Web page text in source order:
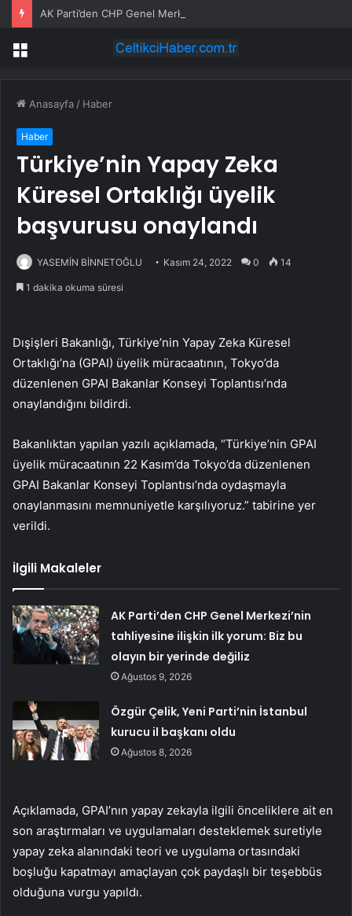
Menü
Anasayfa / Haber
Haber
Türkiye’nin Yapay Zeka
Küresel Ortaklığı üyelik
başvurusu onaylandı
YASEMİN BİNNETOĞLU Kasım 24, 2022 0 14
1 dakika okuma süresi
Dışişleri Bakanlığı, Türkiye’nin Yapay Zeka Küresel
Ortaklığı’na (GPAI) üyelik müracaatının, Tokyo’da
düzenlenen GPAI Bakanlar Konseyi Toplantısı’nda
onaylandığını bildirdi.
Bakanlıktan yapılan yazılı açıklamada, “Türkiye’nin GPAI
üyelik müracaatının 22 Kasım’da Tokyo’da düzenlenen
GPAI Bakanlar Konseyi Toplantısı’nda oydaşmayla
onaylanmasını memnuniyetle karşılıyoruz.” tabirine yer
verildi.
İlgili Makaleler
AK Parti’den CHP Genel Merkezi’nin
tahliyesine ilişkin ilk yorum: Biz bu
olayın bir yerinde değiliz
Ağustos 9, 2026
Özgür Çelik, Yeni Parti’nin İstanbul
kurucu il başkanı oldu
Ağustos 8, 2026
Açıklamada, GPAI’nın yapay zekayla ilgili önceliklere ait en
son araştırmaları ve uygulamaları desteklemek suretiyle
yapay zeka alanındaki teori ve uygulama ortasındaki
boşluğu kapatmayı amaçlayan çok paydaşlı bir teşebbüs
olduğuna vurgu yapıldı.